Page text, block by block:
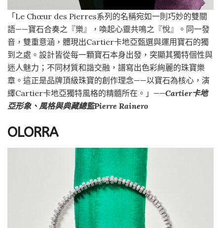
「Le Chœur des Pierres系列的名稱宛如一則巧妙的雙關
語——寶石合奏之『樂』，喚起心靈共鳴之『悅』。同一發
音，雙重意涵，體現出Cartier卡地亞甄選與運用寶石的獨
到之處。設計皆從每一顆寶石本身出發，突顯其獨特個性與
迷人魅力；不同材質和諧交融，譜寫出色彩絢麗的珠寶樂
章。這正是品牌頂級珠寶的創作理念——以寶石為核心，演
繹Cartier卡地亞獨特風格的精髓所在。」 ——Cartier卡地
亞形象、風格與典藏總監Pierre Rainero
OLORRA